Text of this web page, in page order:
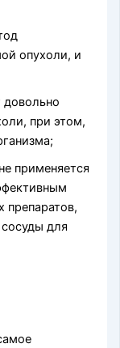
опухоли, и
довольно
при этом,
применяется
препаратов,
для